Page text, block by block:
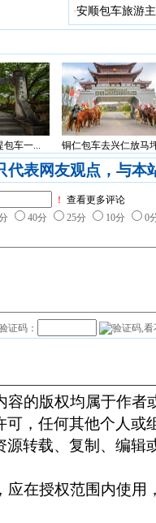
·安顺包车旅游
车一... 铜仁包车去兴仁放马
代表网友观点，与本
！ 查看更多评论
40分 25分 10分 0
证码：
容的版权均属于作者
可，任何其他个人或
转载、复制、编辑
应在授权范围内使用